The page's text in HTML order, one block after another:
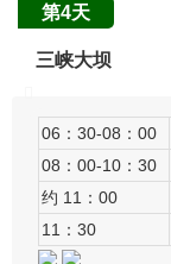
第4天
三峡大坝
06：30-08：00
08：00-10：30
约 11：00
11：30